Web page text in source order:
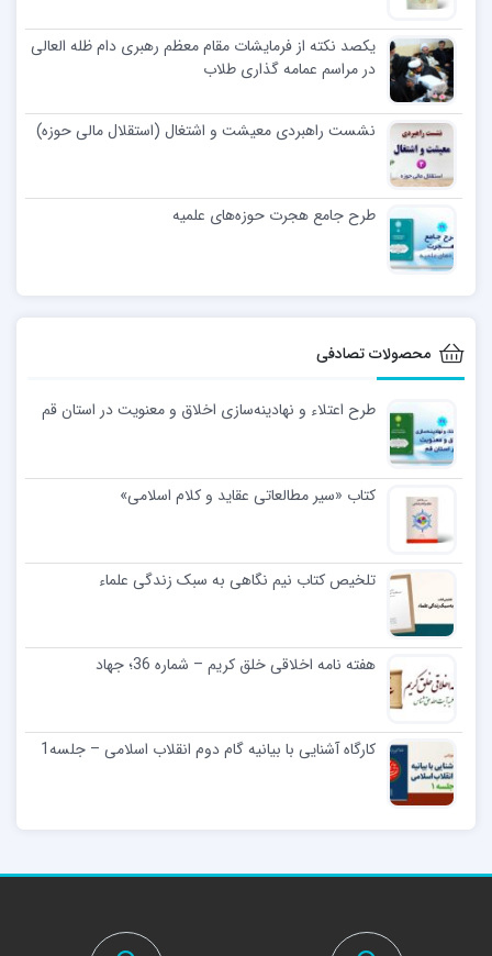
یکصد نکته از فرمایشات مقام معظم رهبری دام ظله العالی
در مراسم عمامه گذاری طلاب
نشست راهبردی معیشت و اشتغال (استقلال مالی حوزه)
طرح جامع هجرت حوزه‌های علمیه
محصولات تصادفی
طرح اعتلاء و نهادینه‌سازی اخلاق و معنویت در استان قم
کتاب «سیر مطالعاتی عقاید و کلام اسلامی»
تلخیص کتاب نیم نگاهی به سبک زندگی علماء
هفته نامه اخلاقی خلق کریم – شماره 36؛ جهاد‎
کارگاه آشنایی با بیانیه گام دوم انقلاب اسلامی – جلسه1